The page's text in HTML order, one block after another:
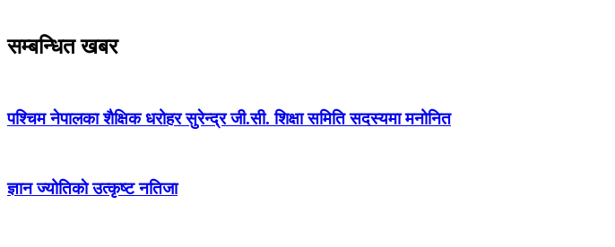
सम्बन्धित खबर
पश्चिम नेपालका शैक्षिक धरोहर सुरेन्द्र जी.सी. शिक्षा समिति सदस्यमा मनोनित
ज्ञान ज्योतिकाे उत्कृष्ट नतिजा